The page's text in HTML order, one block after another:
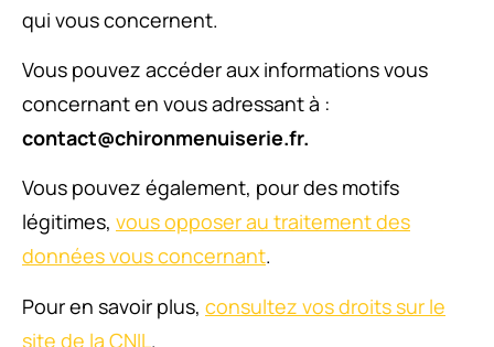
qui vous concernent.
Vous pouvez accéder aux informations vous
concernant en vous adressant à :
contact@chironmenuiserie.fr.
Vous pouvez également, pour des motifs
légitimes, vous opposer au traitement des
données vous concernant.
Pour en savoir plus, consultez vos droits sur le
site de la CNIL.